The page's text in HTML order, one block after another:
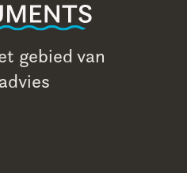
gebied van